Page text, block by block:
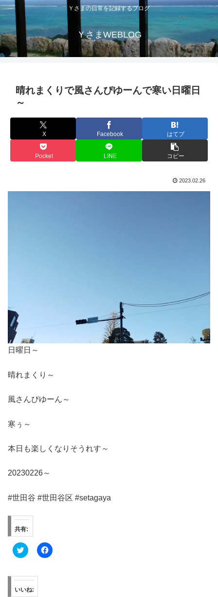
Ｙさまの日常を記録するブログ
ＹさまWEBLOG
晴れまくりで風さんぴゆーんで寒い日曜日
～
X Facebook はてブ
Pocket LINE コピー
2023.02.26
日曜日～
晴れまくり～
風さんぴゆーん～
寒ぅ～
本日も楽しくなりそうれす～
20230226～
#世田谷 #世田谷区 #setagaya
共有:
ク
リ
し
て
T
w
F
a
いいね: